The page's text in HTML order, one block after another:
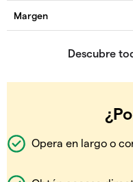
Opera en largo o